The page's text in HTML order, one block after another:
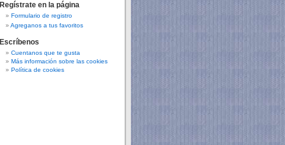
Regístrate en la página
Formulario de registro
Agreganos a tus favoritos
Escríbenos
Cuentanos que te gusta
Más información sobre las cookies
Política de cookies